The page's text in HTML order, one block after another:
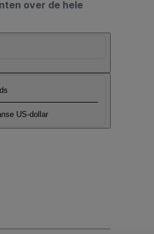
over de hele
US-dollar